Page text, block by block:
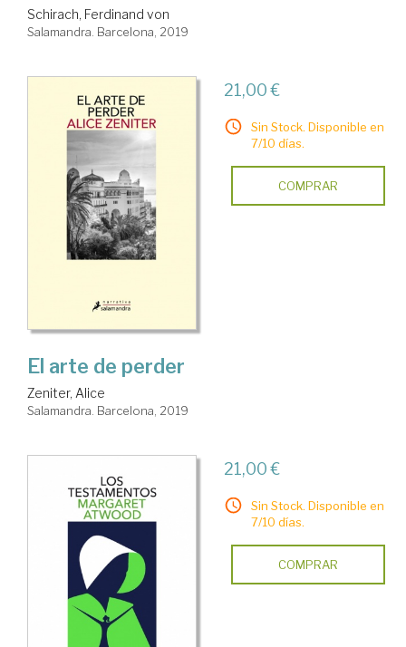
Schirach, Ferdinand von
Salamandra. Barcelona, 2019
21,00 €
Sin Stock. Disponible en
7/10 días.
COMPRAR
El arte de perder
Zeniter, Alice
Salamandra. Barcelona, 2019
21,00 €
Sin Stock. Disponible en
7/10 días.
COMPRAR